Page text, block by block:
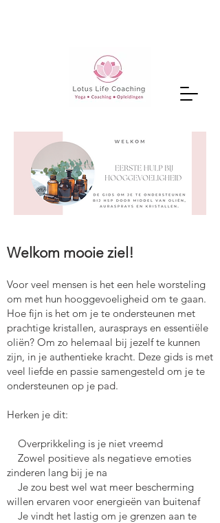
Welkom mooie ziel!
Voor veel mensen is het een hele worsteling
om met hun hooggevoeligheid om te gaan.
Hoe fijn is het om je te ondersteunen met
prachtige kristallen, aurasprays en essentiële
oliën? Om zo helemaal bij jezelf te kunnen
zijn, in je authentieke kracht. Deze gids is met
veel liefde en passie samengesteld om je te
ondersteunen op je pad.
Herken je dit:
Overprikkeling is je niet vreemd
Zowel positieve als negatieve emoties
zinderen lang bij je na
Je zou best wel wat meer bescherming
willen ervaren voor energieën van buitenaf
Je vindt het lastig om je grenzen aan te